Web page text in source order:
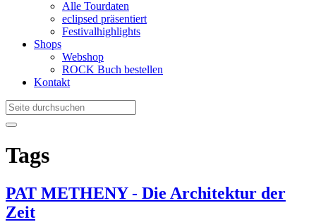
Alle Tourdaten
eclipsed präsentiert
Festivalhighlights
Shops
Webshop
ROCK Buch bestellen
Kontakt
Tags
PAT METHENY - Die Architektur der
Zeit